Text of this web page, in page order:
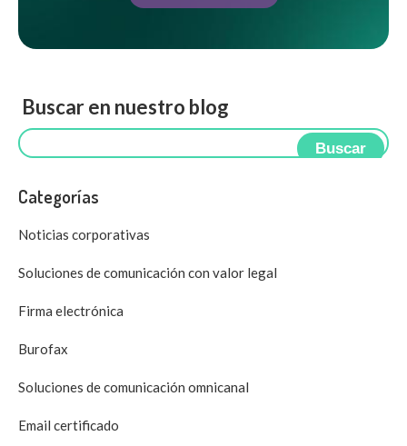
Buscar en nuestro blog
Buscar
Categorías
Noticias corporativas
Soluciones de comunicación con valor legal
Firma electrónica
Burofax
Soluciones de comunicación omnicanal
Email certificado